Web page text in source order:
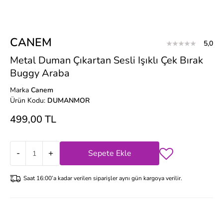
CANEM 5,0
Metal Duman Çıkartan Sesli Işıklı Çek Bırak
Buggy Araba
Marka Canem
Ürün Kodu: DUMANMOR
499,00 TL
- + Sepete Ekle
Saat 16:00’a kadar verilen siparişler aynı gün kargoya verilir.